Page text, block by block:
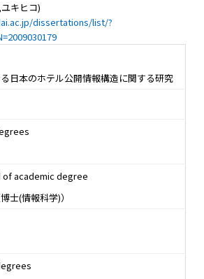
キヒコ)
dissertations/list/?
日本のホテル公開情報構造に関する研究
academic degree
士(情報科学)）